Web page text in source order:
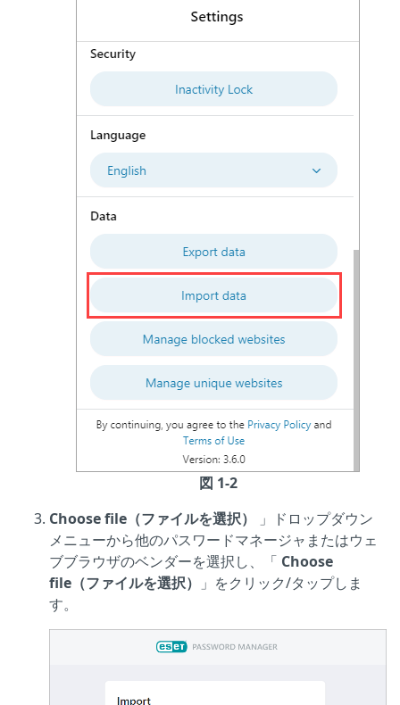
図 1-2
Choose file（ファイルを選択）
」ドロップダウン
メニューから他のパスワードマネージャまたはウェ
ブブラウザのベンダーを選択し、「 Choose
file（ファイルを選択）
」をクリック/タップしま
す。